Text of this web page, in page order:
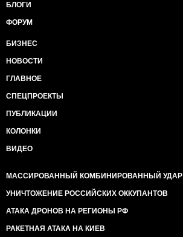
БЛОГИ
ФОРУМ
БИЗНЕС
НОВОСТИ
ГЛАВНОЕ
СПЕЦПРОЕКТЫ
ПУБЛИКАЦИИ
КОЛОНКИ
ВИДЕО
МАССИРОВАННЫЙ КОМБИНИРОВАННЫЙ УДАР
УНИЧТОЖЕНИЕ РОССИЙСКИХ ОККУПАНТОВ
АТАКА ДРОНОВ НА РЕГИОНЫ РФ
РАКЕТНАЯ АТАКА НА КИЕВ